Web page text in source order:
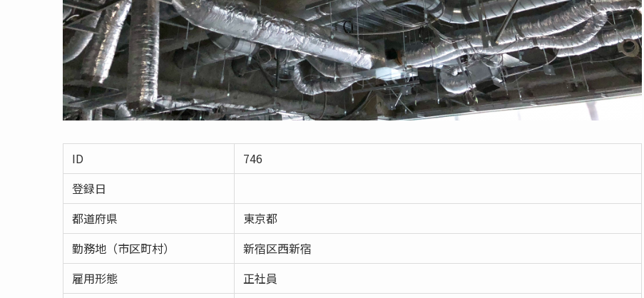
ID
746
登録日
都道府県
東京都
勤務地（市区町村）
新宿区西新宿
雇用形態
正社員